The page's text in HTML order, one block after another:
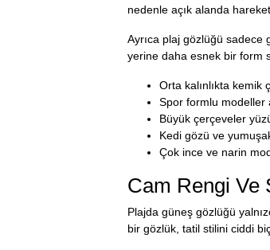
nedenle açık alanda
Ayrıca plaj gözlüğü sadece
yerine daha esnek bir form
Orta kalınlıkta kemik
Spor formlu modeller
Büyük çerçeveler
Kedi gözü ve
Çok ince ve narin
Cam Rengi Ve
Plajda güneş gözlüğü
bir gözlük, tatil stilini ciddi